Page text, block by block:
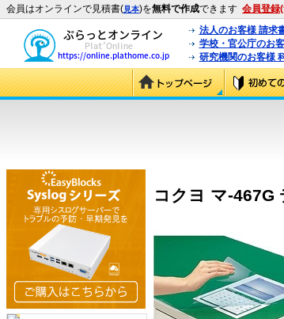
会員はオンラインで見積書(見本)を無料で作成できます 会員登録
法人のお客様 請求
学校・官公庁のお
研究機関のお客様
コクヨ マ-467G